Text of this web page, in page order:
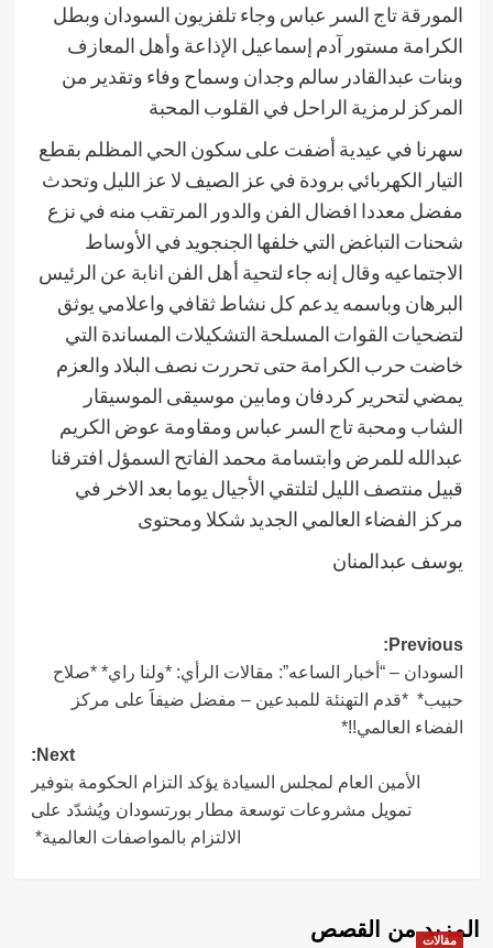
المورقة تاج السر عباس وجاء تلفزيون السودان وبطل
الكرامة مستور آدم إسماعيل الإذاعة وأهل المعازف
وبنات عبدالقادر سالم وجدان وسماح وفاء وتقدير من
المركز لرمزية الراحل في القلوب المحبة
سهرنا في عيدية أضفت على سكون الحي المظلم بقطع
التيار الكهربائي برودة في عز الصيف لا عز الليل وتحدث
مفضل معددا افضال الفن والدور المرتقب منه في نزع
شحنات التباغض التي خلفها الجنجويد في الأوساط
الاجتماعيه وقال إنه جاء لتحية أهل الفن انابة عن الرئيس
البرهان وباسمه يدعم كل نشاط ثقافي واعلامي يوثق
لتضحيات القوات المسلحة التشكيلات المساندة التي
خاضت حرب الكرامة حتى تحررت نصف البلاد والعزم
يمضي لتحرير كردفان ومابين موسيقى الموسيقار
الشاب ومحبة تاج السر عباس ومقاومة عوض الكريم
عبدالله للمرض وابتسامة محمد الفاتح السمؤل افترقنا
قبيل منتصف الليل لتلتقي الأجيال يوما بعد الاخر في
مركز الفضاء العالمي الجديد شكلا ومحتوى
يوسف عبدالمنان
Post
navigation
Previous:
السودان – “أخبار الساعه”: مقالات الرأي: *ولنا راي* *صلاح
حبيب* *قدم التهنئة للمبدعين – مفضل ضيفاََ على مركز
الفضاء العالمي!!*
Next:
الأمين العام لمجلس السيادة يؤكد التزام الحكومة بتوفير
تمويل مشروعات توسعة مطار بورتسودان ويُشدّد على
الالتزام بالمواصفات العالمية*
المزيد من القصص
مقالات